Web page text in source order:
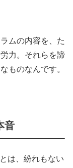
ムの内容を、た
力。それらを諦
ものなんです。
音
は、紛れもない